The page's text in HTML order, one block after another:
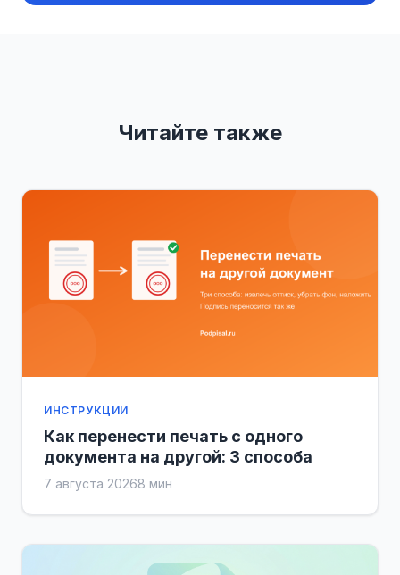
Читайте также
ИНСТРУКЦИИ
Как перенести печать с одного
документа на другой: 3 способа
7 августа 20268 мин